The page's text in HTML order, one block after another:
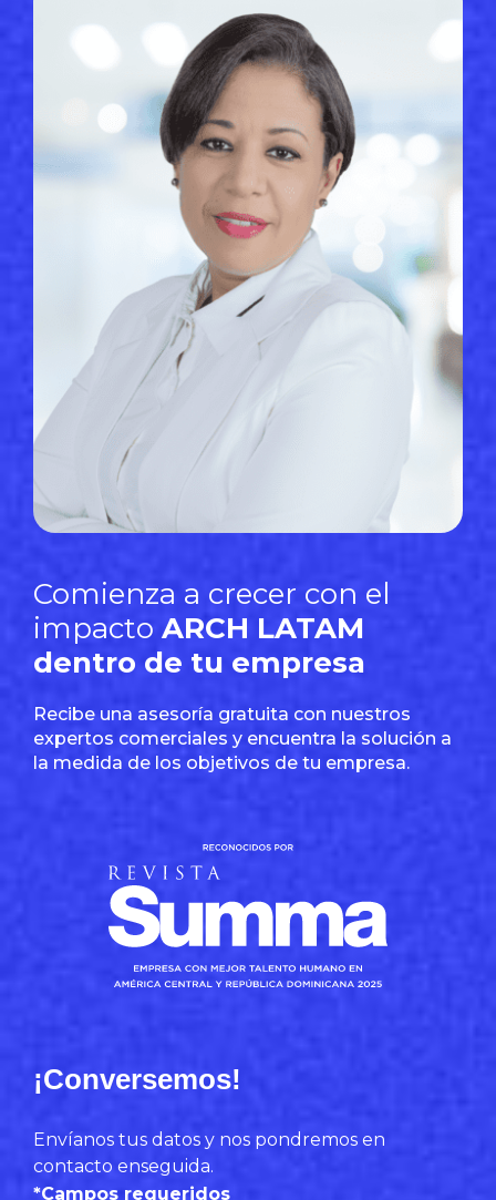
Comienza a crecer con el
impacto ARCH LATAM
dentro de tu empresa
Recibe una asesoría gratuita con nuestros
expertos comerciales y encuentra la solución a
la medida de los objetivos de tu empresa.
¡Conversemos!
Envíanos tus datos y nos pondremos en
contacto enseguida.
*Campos requeridos